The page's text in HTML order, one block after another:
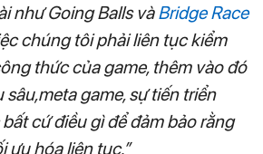
như Going Balls vàBridge Race
chúng tôi phải liên tục kiểm
thức của game, thêm vào đó
game, sự tiến triển
cứ điều gì để đảm bảo rằng
ưu hóa liên tục.”